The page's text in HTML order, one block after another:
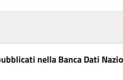
nella Banca Dati